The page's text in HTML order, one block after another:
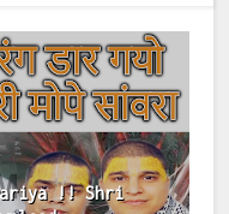
!! Shri